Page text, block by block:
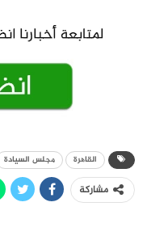
القاھرة مجلس السيادة
مشاركة